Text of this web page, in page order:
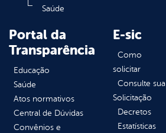
Saúde
Portal da
Transparência
Educação
Saúde
Atos normativos
Central de Dúvidas
Convênios e
E-sic
Como
solicitar
Consulte sua
Solicitação
Decretos
Estatísticas